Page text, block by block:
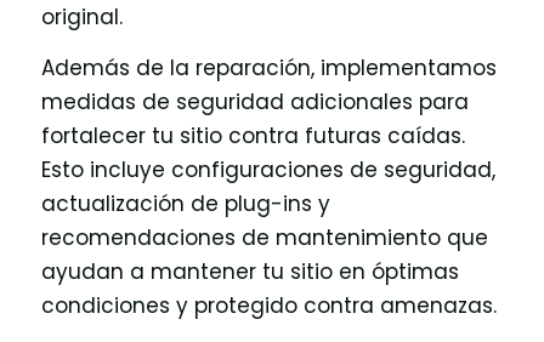
original.
Además de la reparación, implementamos
medidas de seguridad adicionales para
fortalecer tu sitio contra futuras caídas.
Esto incluye configuraciones de seguridad,
actualización de plug-ins y
recomendaciones de mantenimiento que
ayudan a mantener tu sitio en óptimas
condiciones y protegido contra amenazas.